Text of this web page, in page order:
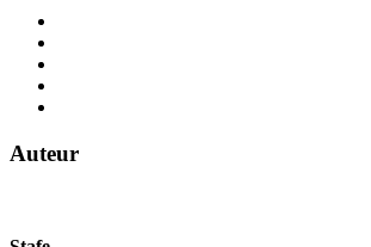
Auteur